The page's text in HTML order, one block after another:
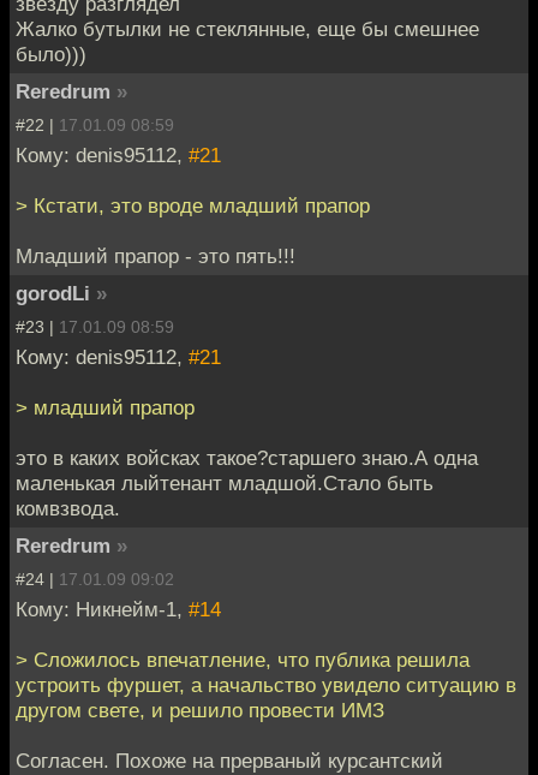
Жалко бутылки не стеклянные, еще бы смешнее
было)))
Reredrum »
#22 | 17.01.09 08:59
Кому: denis95112, #21
> Кстати, это вроде младший прапор
Младший прапор - это пять!!!
gorodLi »
#23 | 17.01.09 08:59
Кому: denis95112, #21
> младший прапор
это в каких войсках такое?старшего знаю.А одна
маленькая лыйтенант младшой.Стало быть
комвзвода.
Reredrum »
#24 | 17.01.09 09:02
Кому: Никнейм-1, #14
> Сложилось впечатление, что публика решила
устроить фуршет, а начальство увидело ситуацию в
другом свете, и решило провести ИМЗ
Согласен. Похоже на прерваный курсантский